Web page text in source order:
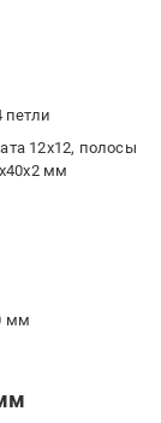
петли
12x12, полосы
мм
мм